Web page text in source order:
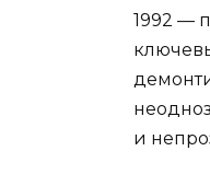
1992 —
и